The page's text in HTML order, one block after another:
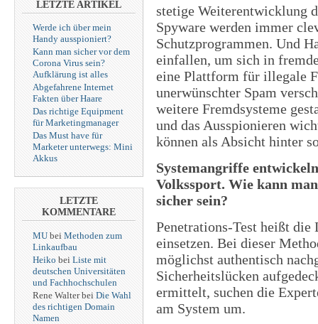
LETZTE ARTIKEL
Werde ich über mein
Handy ausspioniert?
Kann man sicher vor dem
Corona Virus sein?
Aufklärung ist alles
Abgefahrene Internet
Fakten über Haare
Das richtige Equipment
für Marketingmanager
Das Must have für
Marketer unterwegs: Mini
Akkus
LETZTE
KOMMENTARE
MU bei Methoden zum
Linkaufbau
Heiko bei Liste mit
deutschen Universitäten
und Fachhochschulen
Rene Walter bei Die Wahl
des richtigen Domain
Namen
stetige Weiterentwicklung
Spyware werden immer
Schutzprogrammen. Und
einfallen, um sich in
eine Plattform für illegale
unerwünschter Spam
weitere Fremdsysteme
und das Ausspionieren
können als Absicht hinter
Systemangriffe
Volkssport. Wie kann
sicher sein?
Penetrations-Test heißt
einsetzen. Bei dieser
möglichst authentisch
Sicherheitslücken
ermittelt, suchen die
am System um.